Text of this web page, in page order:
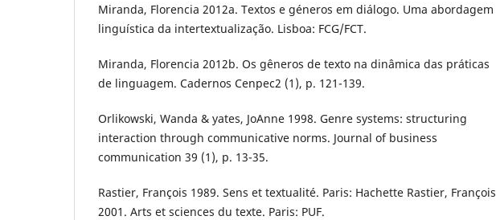
Miranda, Florencia 2012a. Textos e géneros em diálogo. Uma abordagem
linguística da intertextualização. Lisboa: FCG/FCT.
Miranda, Florencia 2012b. Os gêneros de texto na dinâmica das práticas
de linguagem. Cadernos Cenpec2 (1), p. 121-139.
Orlikowski, Wanda & yates, JoAnne 1998. Genre systems: structuring
interaction through communicative norms. Journal of business
communication 39 (1), p. 13-35.
Rastier, François 1989. Sens et textualité. Paris: Hachette Rastier, François
2001. Arts et sciences du texte. Paris: PUF.